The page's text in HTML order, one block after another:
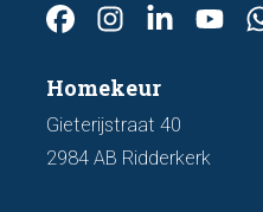
Homekeur
Gieterijstraat 40
2984 AB Ridderkerk